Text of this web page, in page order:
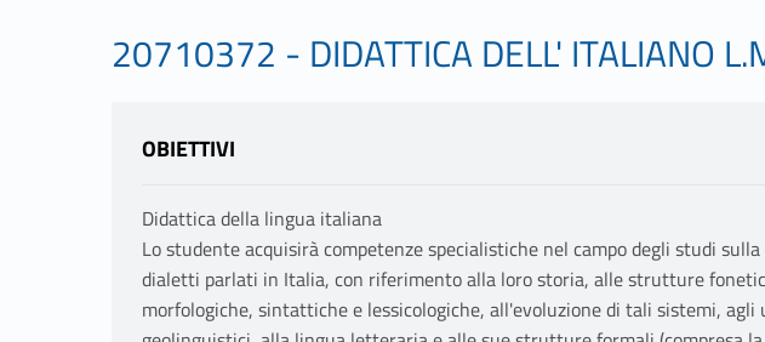
20710372 - DIDATTICA DELL' ITALIANO
OBIETTIVI
Didattica della lingua italiana
Lo studente acquisirà competenze specialistiche nel campo degli studi
dialetti parlati in Italia, con riferimento alla loro storia, alle strutture
morfologiche, sintattiche e lessicologiche, all'evoluzione di tali sistemi, agli